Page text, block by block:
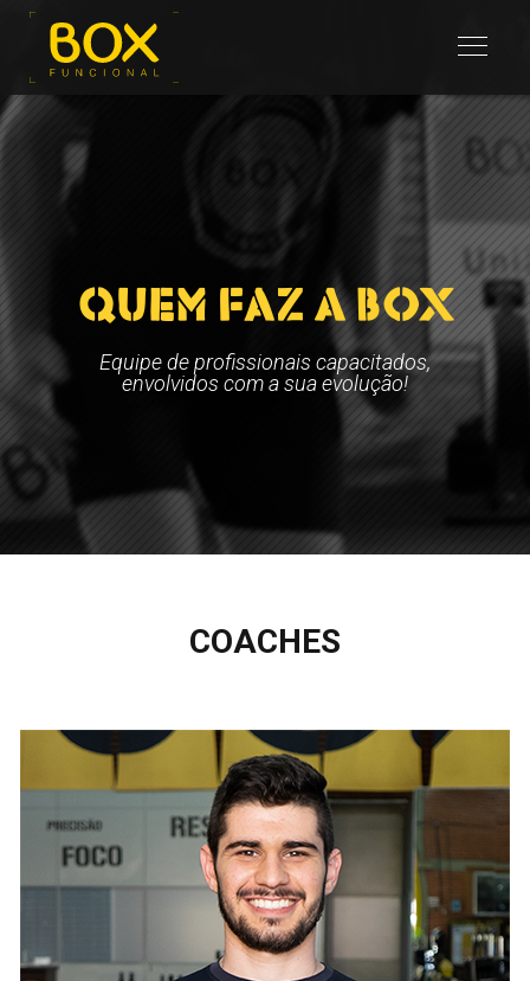
QUEM FAZ A BOX
Equipe de profissionais capacitados,
envolvidos com a sua evolução!
COACHES